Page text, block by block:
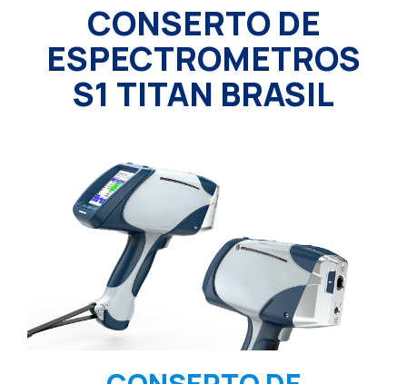
CONSERTO DE
ESPECTROMETROS
S1 TITAN BRASIL